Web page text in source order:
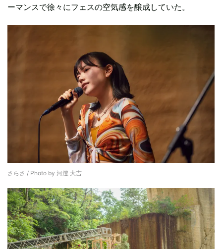
ーマンスで徐々にフェスの空気感を醸成していた。
さらさ / Photo by 河澄 大吉